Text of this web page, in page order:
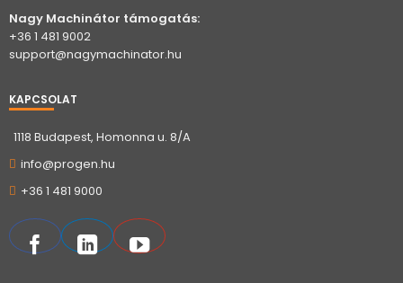
Nagy Machinátor támogatás:
+36 1 481 9002
support@nagymachinator.hu
KAPCSOLAT
1118 Budapest, Homonna u. 8/A
info@progen.hu
+36 1 481 9000